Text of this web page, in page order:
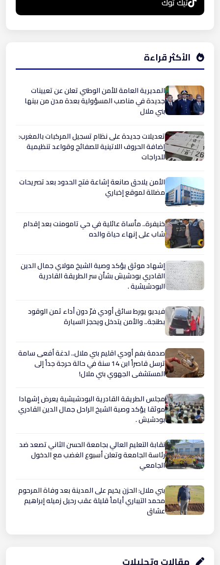
الأكثر قراءة
المديرية العامة للأمن الوطني تعلن عن تعيينات
جديدة في مناصب المسؤولية بعدة مدن من بينها
بني ملال
تعديلات جديدة على نظام تسجيل المركبات بالمغرب:
إضافة الحروف اللاتينية للصفائح وقواعد تنظيمية
للدراجات
الأمن يلاحق صانعة إشاعة فتح الحدود بعد تصريحات
مضللة لموقع إخباري
​خنيفرة.. مأساة عائلية في حي تامومنت بعد إقدام
شاب على إنهاء حياة والده
إشهاد موثق يؤكد وصية الشيخ مولاي جمال الدين
القادري بودشيش بشأن سر الطريقة القادرية
البودشيشية .
فيديو يورط سائق أودي فرّ دون أداء ثمن الوقود
بطنجة.. والأمن يتدخل ويحجز السيارة
صدمة بفم أودي اقليم بني ملال.. لدغة أفعى سامة
ترسل قاصراً ابن 14 سنة في حالة حرجة جداً إلى
المستشفى الجهوي بني ملال!
مجلس الطريقة القادرية البودشيشية يعرض إشهادا
موثقا يؤكد وصية الشيخ الراحل جمال الدين القادري
بودشيش .
نقابة التعليم العالي بجامعة الحسن الثاني تصعد ضد
رئاسة الجامعة وتعلن أسبوع الغضب مع الدخول
الجامعي
بني ملال: الحزن يخيم على المدينة بعد وفاة المرحوم
محمد التيباري أياماً قليلة عقب رحيل زميله إبراهيم
عشاق ​
مقالات وتحليلات